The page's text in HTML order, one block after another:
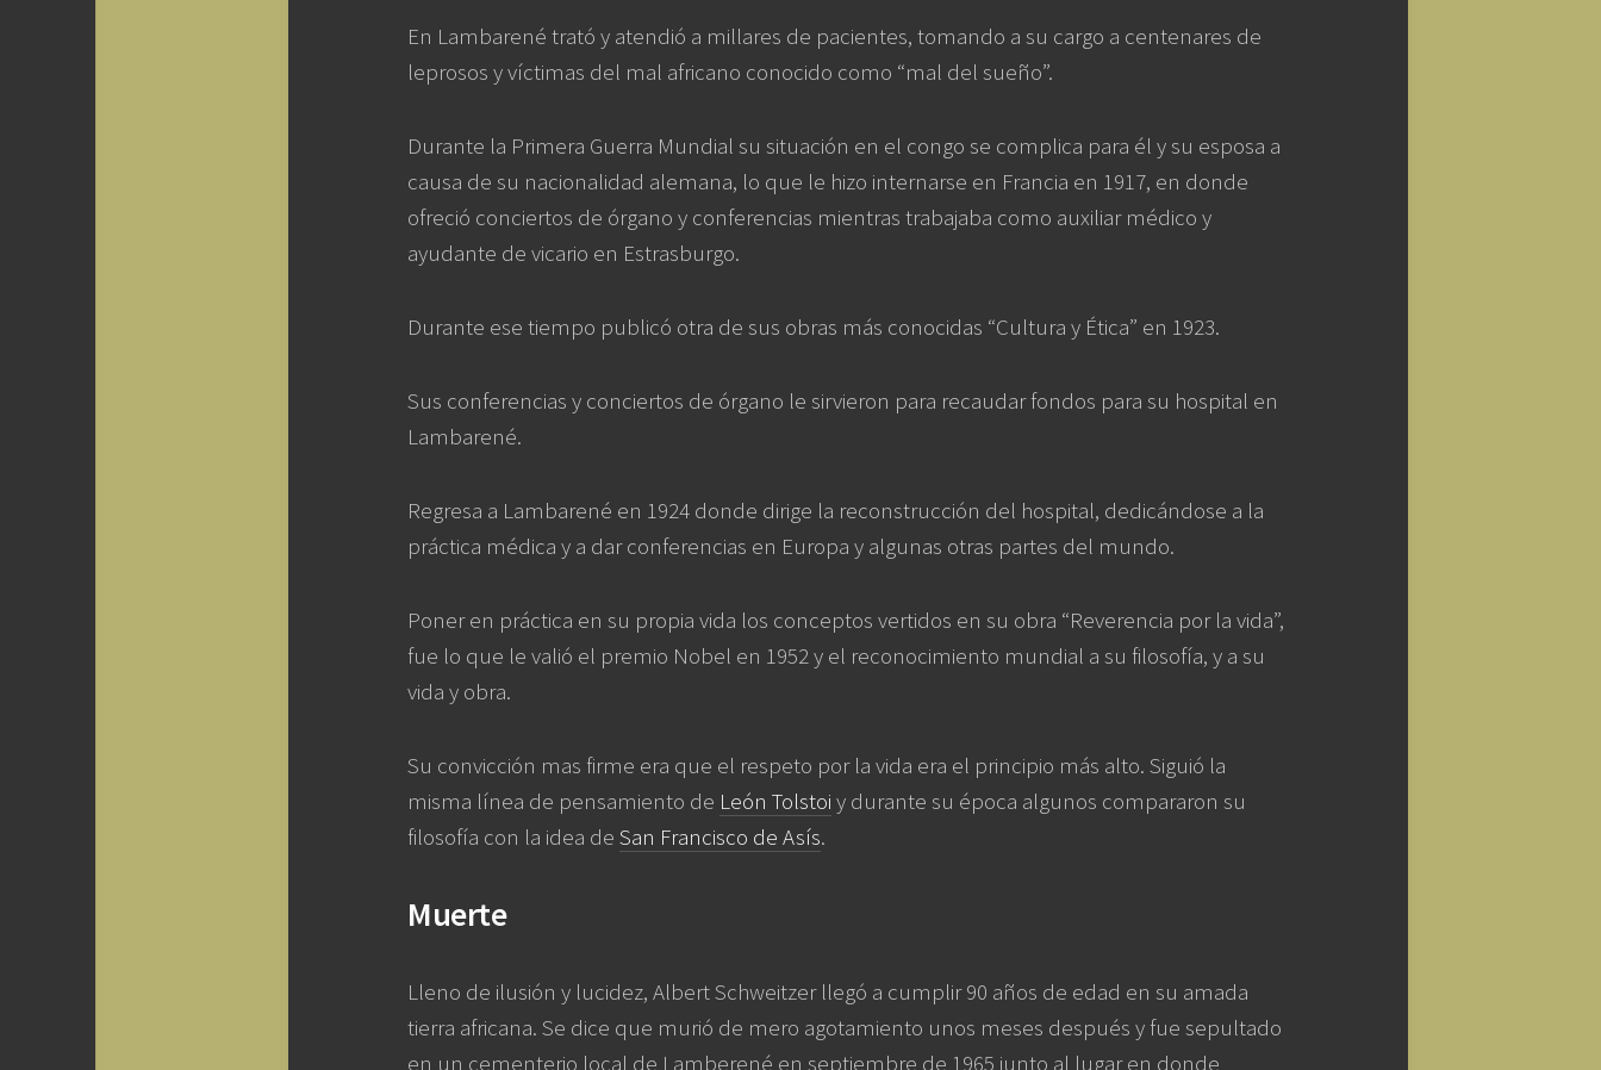
En Lambarené trató y atendió a millares de pacientes, tomando a su cargo a centenares de
leprosos y víctimas del mal africano conocido como “mal del sueño”.
Durante la Primera Guerra Mundial su situación en el congo se complica para él y su esposa a
causa de su nacionalidad alemana, lo que le hizo internarse en Francia en 1917, en donde
ofreció conciertos de órgano y conferencias mientras trabajaba como auxiliar médico y
ayudante de vicario en Estrasburgo.
Durante ese tiempo publicó otra de sus obras más conocidas “Cultura y Ética” en 1923.
Sus conferencias y conciertos de órgano le sirvieron para recaudar fondos para su hospital en
Lambarené.
Regresa a Lambarené en 1924 donde dirige la reconstrucción del hospital, dedicándose a la
práctica médica y a dar conferencias en Europa y algunas otras partes del mundo.
Poner en práctica en su propia vida los conceptos vertidos en su obra “Reverencia por la vida”,
fue lo que le valió el premio Nobel en 1952 y el reconocimiento mundial a su filosofía, y a su
vida y obra.
Su convicción mas firme era que el respeto por la vida era el principio más alto. Siguió la
misma línea de pensamiento de León Tolstoi y durante su época algunos compararon su
filosofía con la idea de San Francisco de Asís.
Muerte
Lleno de ilusión y lucidez, Albert Schweitzer llegó a cumplir 90 años de edad en su amada
tierra africana. Se dice que murió de mero agotamiento unos meses después y fue sepultado
en un cementerio local de Lamberené en septiembre de 1965 junto al lugar en donde